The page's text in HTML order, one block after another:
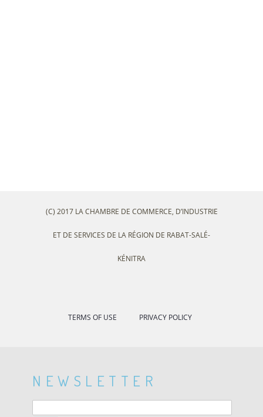
(C) 2017 LA CHAMBRE DE COMMERCE, D’INDUSTRIE
ET DE SERVICES DE LA RÉGION DE RABAT-SALÉ-
KÉNITRA
TERMS OF USE PRIVACY POLICY
NEWSLETTER